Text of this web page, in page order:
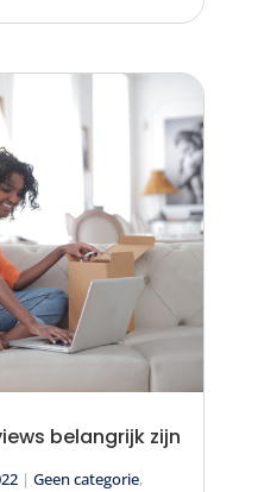
belangrijk zijn
| Geen categorie,